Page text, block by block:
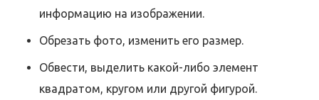
информацию на изображении.
Обрезать фото, изменить его размер.
Обвести, выделить какой-либо элемент
квадратом, кругом или другой фигурой.